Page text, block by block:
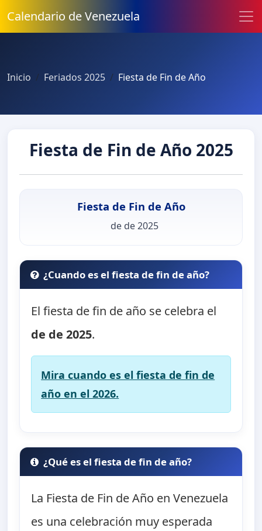
Calendario de Venezuela
Inicio Feriados 2025 Fiesta de Fin de Año
Fiesta de Fin de Año 2025
Fiesta de Fin de Año
de de 2025
¿Cuando es el fiesta de fin de año?
El fiesta de fin de año se celebra el
de de 2025.
Mira cuando es el fiesta de fin de
año en el 2026.
¿Qué es el fiesta de fin de año?
La Fiesta de Fin de Año en Venezuela
es una celebración muy esperada